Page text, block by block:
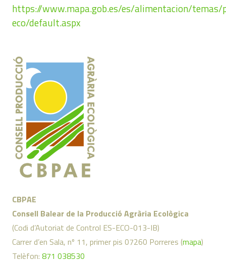
https://www.mapa.gob.es/es/alimentacion/temas/
eco/default.aspx
CBPAE
Consell Balear de la Producció Agrària Ecològica
(Codi d’Autoriat de Control ES-ECO-013-IB)
Carrer d’en Sala, nº 11, primer pis 07260 Porreres (mapa)
Telèfon: 871 038530